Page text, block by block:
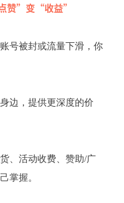
赞”变“收益”
号被封或流量下滑，你
边，提供更深度的价
、活动收费、赞助/广
掌握。